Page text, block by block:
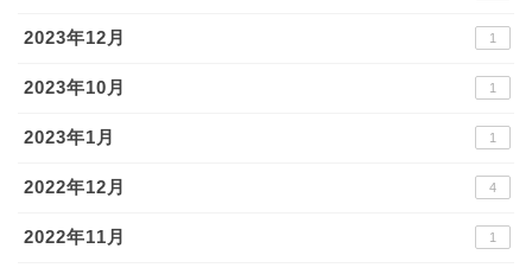
2023年12月 1
2023年10月 1
2023年1月 1
2022年12月 4
2022年11月 1